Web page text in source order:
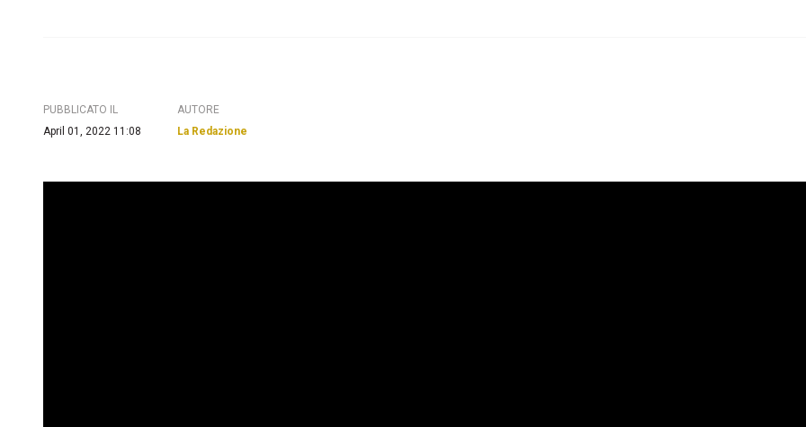
PUBBLICATO IL
April 01, 2022 11:08
AUTORE
La Redazione